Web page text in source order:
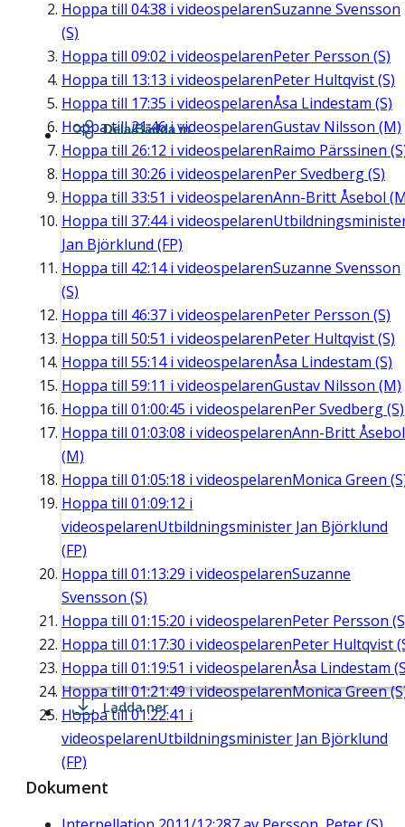
Hoppa till 04:38 i videospelarenSuzanne Svensson
(S)
Hoppa till 09:02 i videospelarenPeter Persson (S)
Hoppa till 13:13 i videospelarenPeter Hultqvist (S)
Hoppa till 17:35 i videospelarenÅsa Lindestam (S)
Hoppa till21:46i videospelarenGustav Nilsson (M)
Hoppa till 26:12 i videospelarenRaimo Pärssinen
Hoppa till 30:26 i videospelarenPer Svedberg (S)
Hoppa till 33:51 i videospelarenAnn-Britt Åsebol
Hoppa till 37:44i videospelaren
Jan Björklund (FP)
Hoppa till 42:14i videospelarenSuzanne Svensson
(S)
Hoppa till 46:37 i videospelarenPeter Persson (S)
Hoppa till 50:51 i videospelarenPeter Hultqvist (S)
Hoppa till 55:14i videospelarenÅsa Lindestam (S)
Hoppa till 59:11 i videospelarenGustav Nilsson (M)
Hoppa till 01:00:45 i videospelarenPer Svedberg (S)
Hoppa till 01:03:08 i videospelarenAnn-Britt Åsebol
(M)
Hoppa till 01:05:18 i videospelarenMonica Green
Hoppa till 01:09:12 i
videospelarenUtbildningsminister Jan Björklund
(FP)
Hoppa till 01:13:29 i videospelarenSuzanne
Svensson (S)
Hoppa till 01:15:20 i videospelarenPeter Persson
Hoppa till 01:17:30 i videospelarenPeter Hultqvist
Hoppa till 01:19:51 i videospelarenÅsa Lindestam
Hoppa till01:21:49i videospelarenMonica Green
Hoppa till01:22:41 i
videospelarenUtbildningsminister Jan Björklund
(FP)
Dela/Bädda in
Ladda ner
Dokument